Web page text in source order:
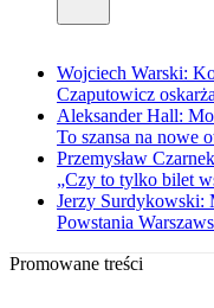
Wojciech Warski:
Czaputowicz
Aleksander Hall:
To szansa na nowe
Przemysław
„Czy to tylko bilet
Jerzy Surdykowski:
Powstania
Promowane treści